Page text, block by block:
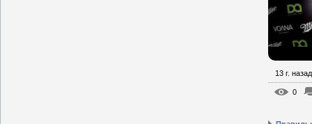
13 г. назад
0